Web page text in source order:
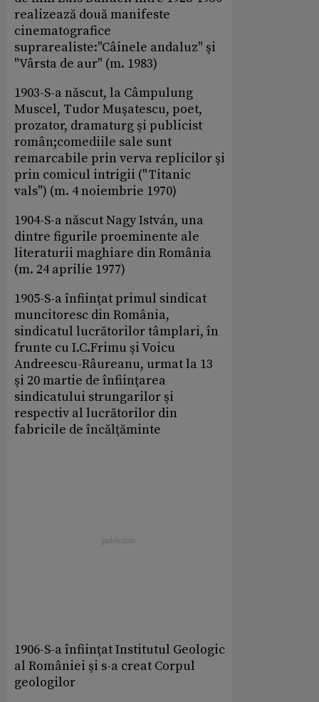
realizează două manifeste
cinematografice
suprarealiste:"Câinele andaluz" şi
"Vârsta de aur" (m. 1983)
1903-S-a născut, la Câmpulung
Muscel, Tudor Muşatescu, poet,
prozator, dramaturg şi publicist
român;comediile sale sunt
remarcabile prin verva replicilor şi
prin comicul intrigii ("Titanic
vals") (m. 4 noiembrie 1970)
1904-S-a născut Nagy István, una
dintre figurile proeminente ale
literaturii maghiare din România
(m. 24 aprilie 1977)
1905-S-a înfiinţat primul sindicat
muncitoresc din România,
sindicatul lucrătorilor tâmplari, în
frunte cu I.C.Frimu şi Voicu
Andreescu-Râureanu, urmat la 13
şi 20 martie de înfiinţarea
sindicatului strungarilor şi
respectiv al lucrătorilor din
fabricile de încălţăminte
1906-S-a înfiinţat Institutul Geologic
al României şi s-a creat Corpul
geologilor